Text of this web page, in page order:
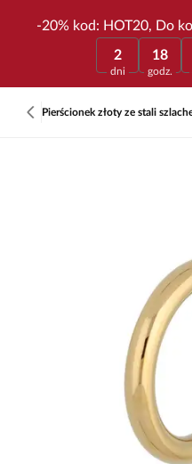
-20% kod: HOT20, Do
2
dni
18
godz.
Pierścionek złoty ze stali